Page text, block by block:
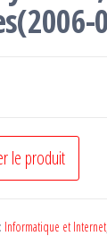
le produit
Informatique et Internet,